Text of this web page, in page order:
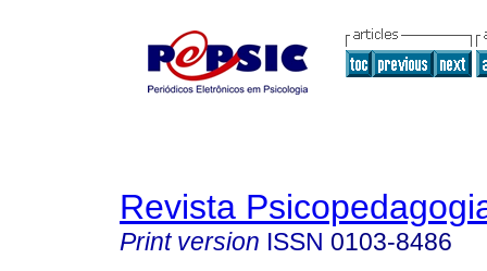
Revista
Print version ISSN 0103-8486